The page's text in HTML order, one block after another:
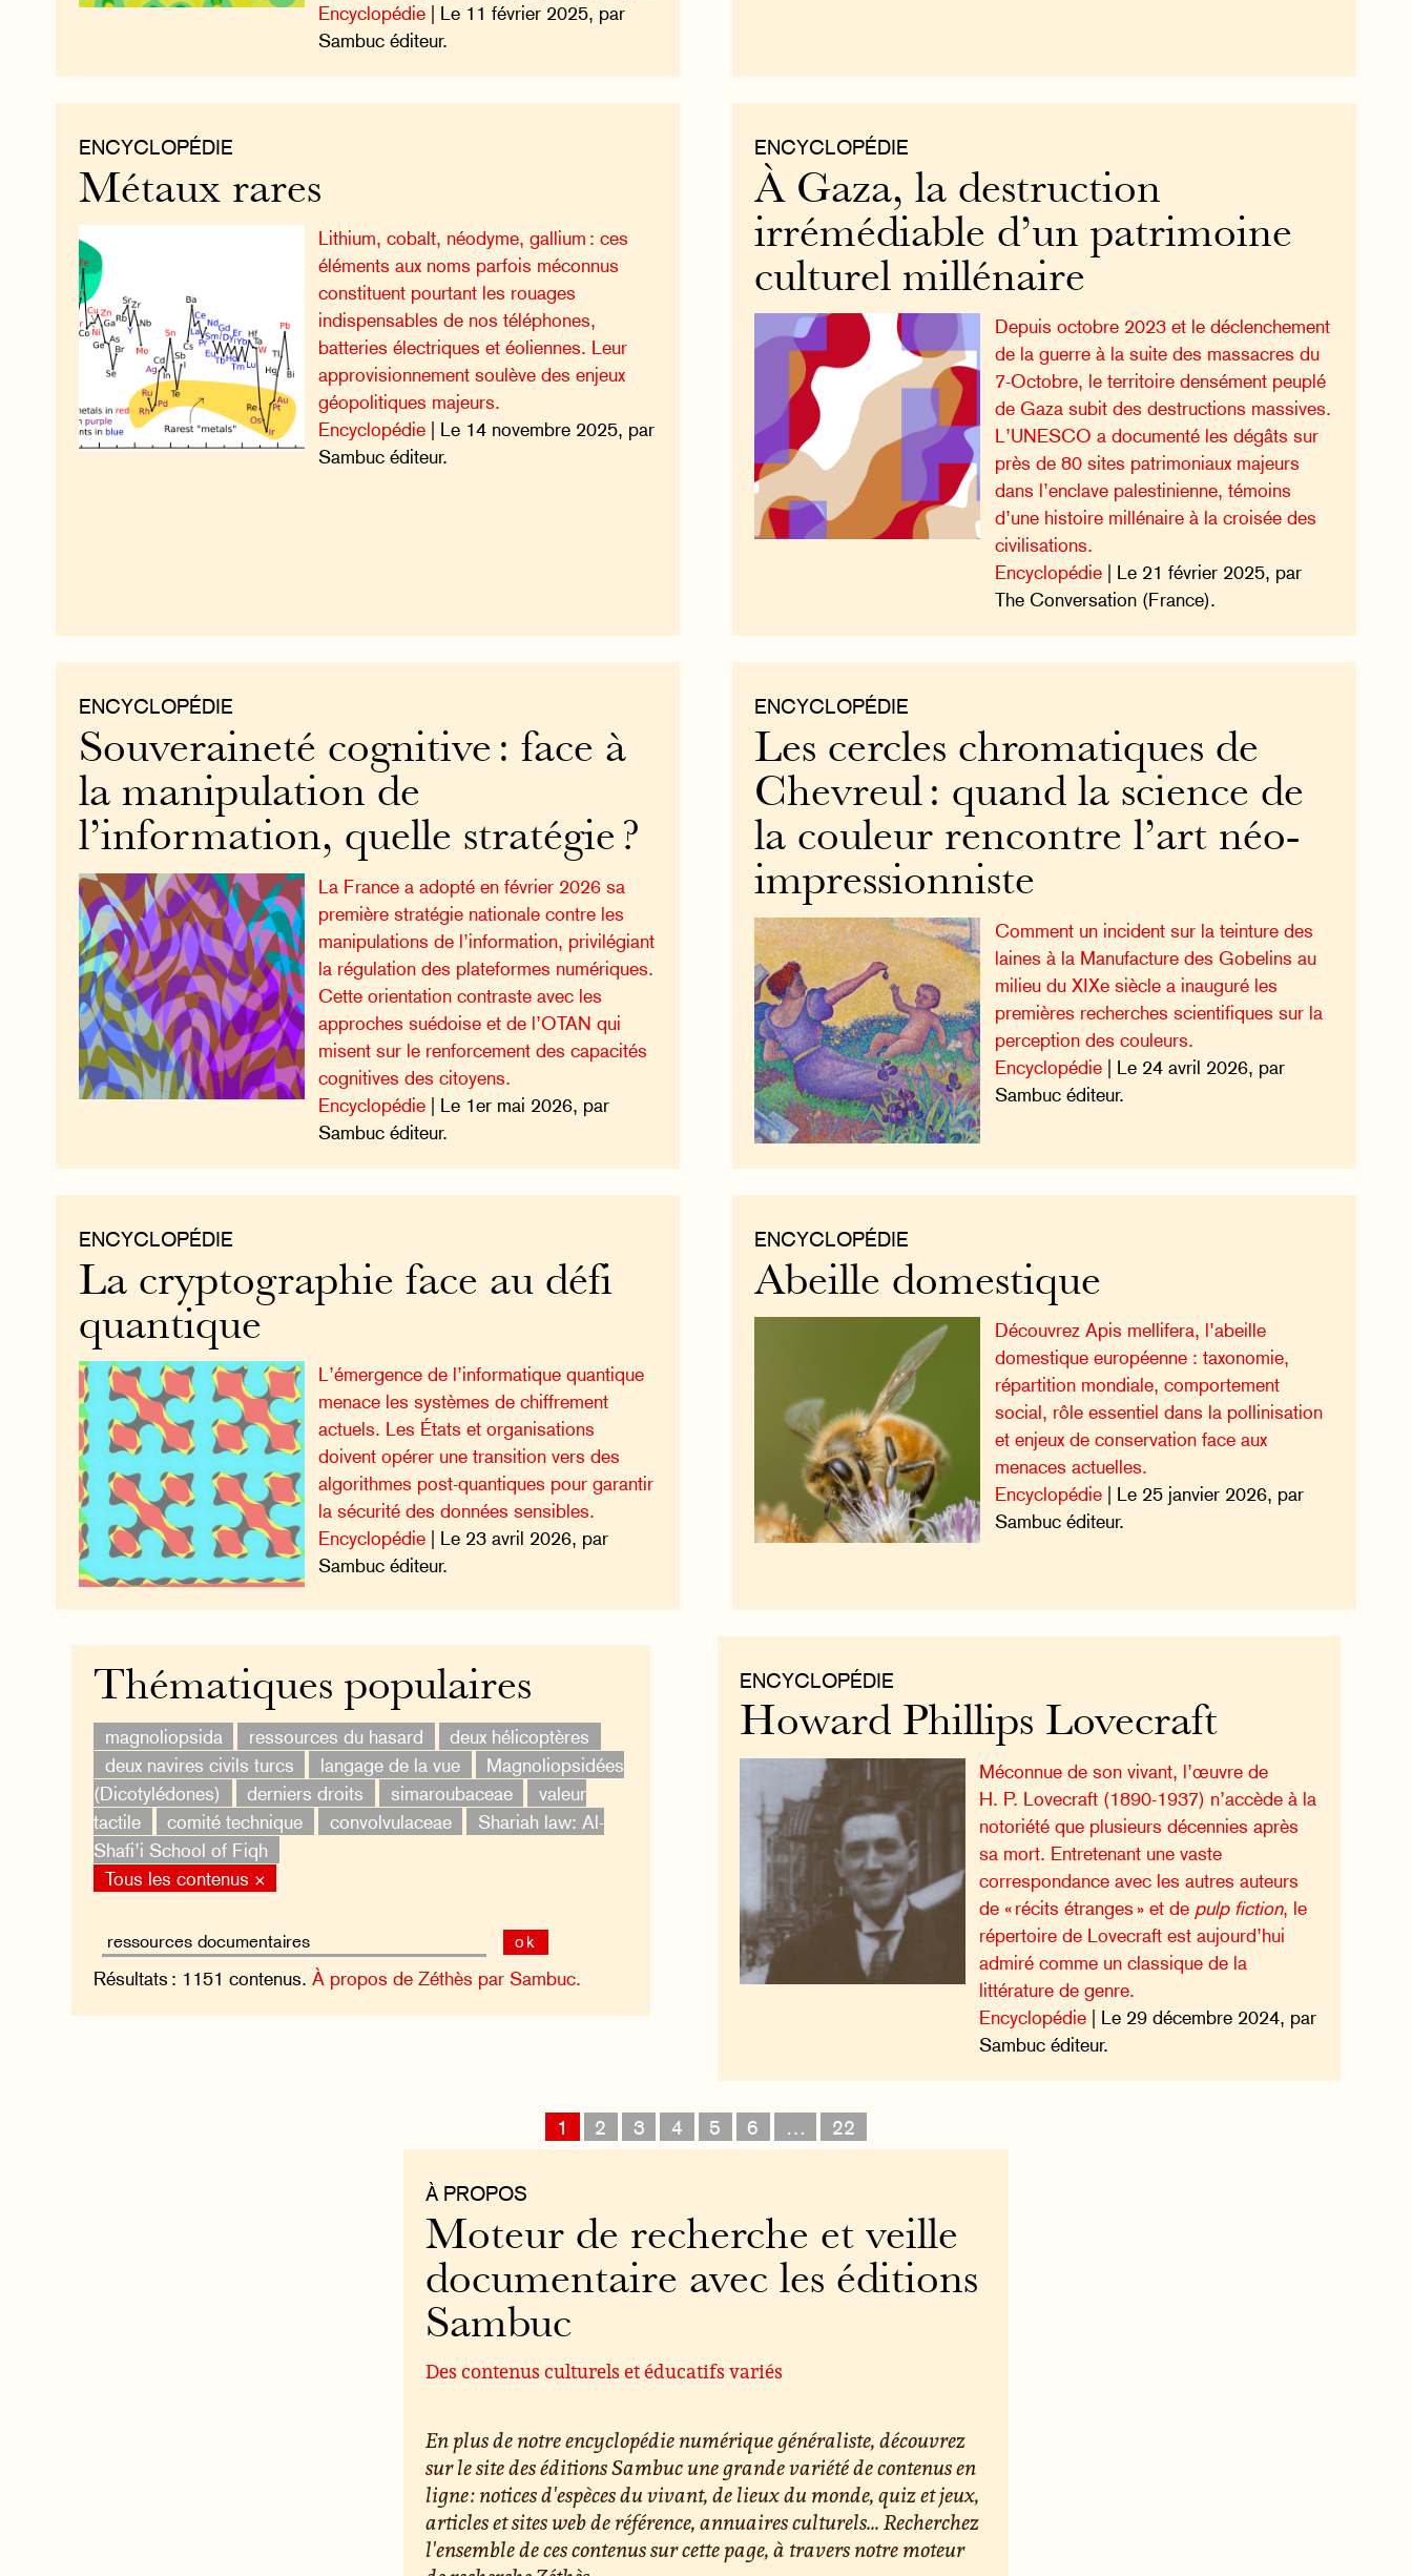
Encyclopédie | Le 11 février 2025, par
Sambuc éditeur.
ENCYCLOPÉDIE
À Gaza, la destruction
irrémédiable d’un patrimoine
culturel millénaire
Depuis octobre 2023 et le déclenchement
de la guerre à la suite des massacres du
7-Octobre, le territoire densément peuplé
de Gaza subit des destructions massives.
L’UNESCO a documenté les dégâts sur
près de 80 sites patrimoniaux majeurs
dans l’enclave palestinienne, témoins
d’une histoire millénaire à la croisée des
civilisations.
Encyclopédie| Le 21 février 2025, par
The Conversation (France).
ENCYCLOPÉDIE
Métaux rares
Lithium, cobalt, néodyme, gallium : ces
éléments aux noms parfois méconnus
constituent pourtant les rouages
indispensables de nos téléphones,
batteries électriques et éoliennes. Leur
approvisionnement soulève des enjeux
géopolitiques majeurs.
Encyclopédie | Le 14 novembre 2025, par
Sambuc éditeur.
ENCYCLOPÉDIE
Les cercles chromatiques de
Chevreul : quand la science de
la couleur rencontre l’art néo-
impressionniste
Comment un incident sur la teinture des
laines à la Manufacture des Gobelins au
milieu du XIXe siècle a inauguré les
premières recherches scientifiques sur la
perception des couleurs.
Encyclopédie| Le 24 avril 2026, par
Sambuc éditeur.
ENCYCLOPÉDIE
Souveraineté cognitive : face à
la manipulation de
l’information, quelle stratégie ?
La France a adopté en février 2026 sa
première stratégie nationale contre les
manipulations de l’information, privilégiant
la régulation des plateformes numériques.
Cette orientation contraste avec les
approches suédoise et de l’OTAN qui
misent sur le renforcement des capacités
cognitives des citoyens.
Encyclopédie | Le 1er mai 2026, par
Sambuc éditeur.
ENCYCLOPÉDIE
Abeille domestique
Découvrez Apis mellifera, l’abeille
domestique européenne : taxonomie,
répartition mondiale, comportement
social, rôle essentiel dans la pollinisation
et enjeux de conservation face aux
menaces actuelles.
Encyclopédie| Le 25 janvier 2026, par
Sambuc éditeur.
ENCYCLOPÉDIE
La cryptographie face au défi
quantique
L’émergence de l’informatique quantique
menace les systèmes de chiffrement
actuels. Les États et organisations
doivent opérer une transition vers des
algorithmes post-quantiques pour garantir
la sécurité des données sensibles.
Encyclopédie | Le 23 avril 2026, par
Sambuc éditeur.
ENCYCLOPÉDIE
Howard Phillips Lovecraft
Méconnue de son vivant, l’œuvre de
H. P. Lovecraft (1890-1937) n’accède à la
notoriété que plusieurs décennies après
sa mort. Entretenant une vaste
correspondance avec les autres auteurs
de « récits étranges » et de pulp fiction, le
répertoire de Lovecraft est aujourd’hui
admiré comme un classique de la
littérature de genre.
Encyclopédie | Le 29 décembre 2024, par
Sambuc éditeur.
Thématiques populaires
magnoliopsida ressources du hasard
deux hélicoptères
deux navires civils turcs
langage de la vue
Magnoliopsidées
(Dicotylédones)
derniers droits simaroubaceae
valeur
tactile
comité technique convolvulaceae
Shariah law: Al-
Shafi’i School of Fiqh
Tous les contenus ×
ok
Résultats : 1151 contenus. À propos de Zéthès par Sambuc.
1 2 3 4 5 6 … 22
À PROPOS
Moteur de recherche et veille
documentaire avec les éditions
Sambuc
Des contenus culturels et éducatifs variés
En plus de notre encyclopédie numérique généraliste, découvrez
sur le site des éditions Sambuc une grande variété de contenus en
ligne : notices d'espèces du vivant, de lieux du monde, quiz et jeux,
articles et sites web de référence, annuaires culturels... Recherchez
l'ensemble de ces contenus sur cette page, à travers notre moteur